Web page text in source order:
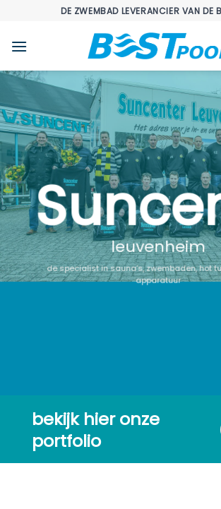
inhoud
DE ZWEMBAD LEVERANCIER VAN DE
leuvenheim
de specialist in sauna’s, zwembaden, hot
apparatuur
bekijk hier onze
portfolio